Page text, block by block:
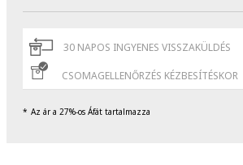
30 NAPOS INGYENES VISSZAKÜLDÉS
CSOMAGELLENŐRZÉS KÉZBESÍTÉSKOR
Az ár a 27%-os Áfát tartalmazza